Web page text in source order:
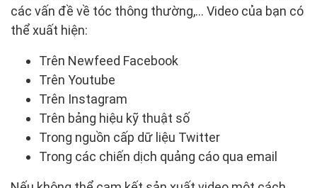
các vấn đề về tóc thông thường,... Video của bạn có
thể xuất hiện:
Trên Newfeed Facebook
Trên Youtube
Trên Instagram
Trên bảng hiệu kỹ thuật số
Trong nguồn cấp dữ liệu Twitter
Trong các chiến dịch quảng cáo qua email